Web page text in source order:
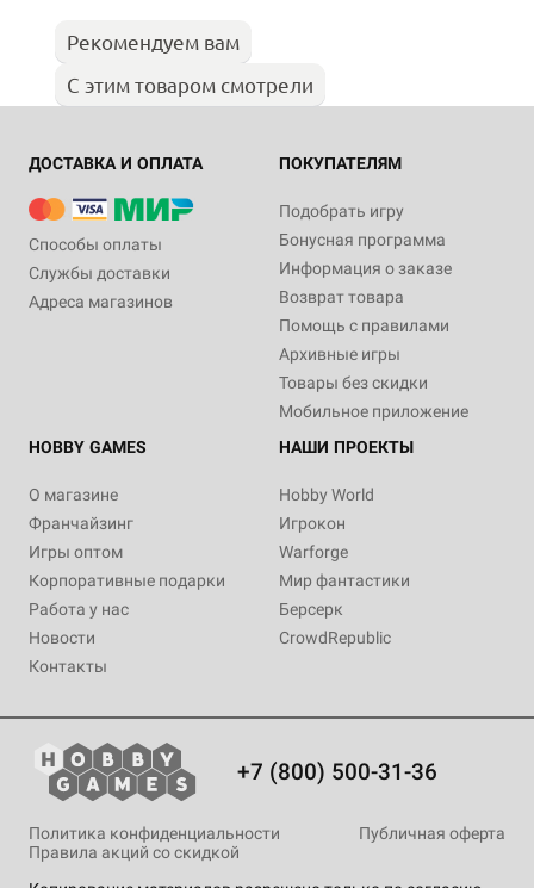
Рекомендуем вам
С этим товаром смотрели
ДОСТАВКА И ОПЛАТА
Способы оплаты
Службы доставки
Адреса магазинов
ПОКУПАТЕЛЯМ
Подобрать игру
Бонусная программа
Информация о заказе
Возврат товара
Помощь с правилами
Архивные игры
Товары без скидки
Мобильное приложение
HOBBY GAMES
О магазине
Франчайзинг
Игры оптом
Корпоративные подарки
Работа у нас
Новости
Контакты
НАШИ ПРОЕКТЫ
Hobby World
Игрокон
Warforge
Мир фантастики
Берсерк
CrowdRepublic
+7 (800) 500-31-36
Политика конфиденциальности
Публичная оферта
Правила акций со скидкой